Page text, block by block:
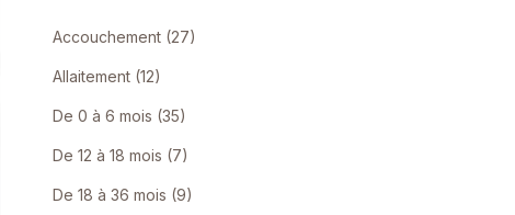
Accouchement (27)
Allaitement (12)
De 0 à 6 mois (35)
De 12 à 18 mois (7)
De 18 à 36 mois (9)